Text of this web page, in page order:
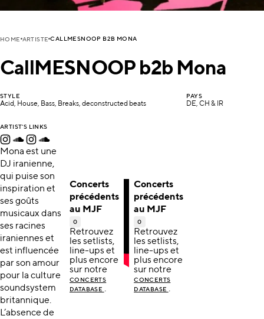
HOME ARTISTE CALLMESNOOP B2B MONA
CallMESNOOP b2b Mona
STYLE
Acid, House, Bass, Breaks, deconstructed beats
PAYS
DE, CH & IR
ARTIST'S LINKS
Mona est une
DJ iranienne,
qui puise son
inspiration et
ses goûts
musicaux dans
ses racines
iraniennes et
est influencée
par son amour
pour la culture
soundsystem
britannique.
L’absence de
Concerts
précédents
au MJF
0
Retrouvez
les setlists,
line-ups et
plus encore
sur notre
CONCERTS
DATABASE .
Concerts
précédents
au MJF
0
Retrouvez
les setlists,
line-ups et
plus encore
sur notre
CONCERTS
DATABASE .